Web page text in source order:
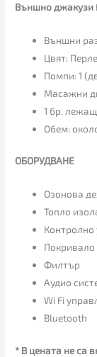
Външно джакузи
Външни
Цвят:
Помпи: 1
Масажни
1 бр.
Обем:
ОБОРУДВАНЕ
Озонова
Топло
Контролно
Покривало
Филтър
Аудио
Wi Fi
Bluetooth
* В цената не са